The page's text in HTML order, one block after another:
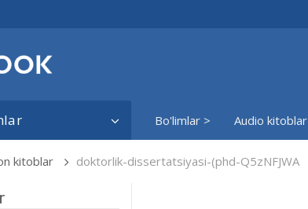
Bo'limlar > Audio kitoblar
kitoblar doktorlik-dissertatsiyasi-(phd-Q5zNFJWA